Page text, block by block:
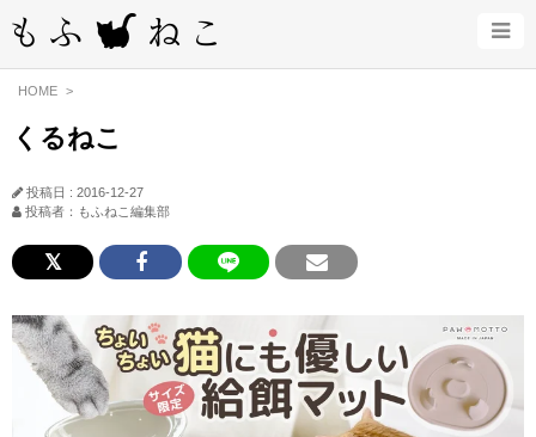
HOME
くるねこ
投稿日 : 2016-12-27
投稿者：もふねこ編集部